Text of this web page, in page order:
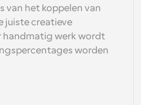
van het koppelen van
juiste creatieve
handmatig werk wordt
worden